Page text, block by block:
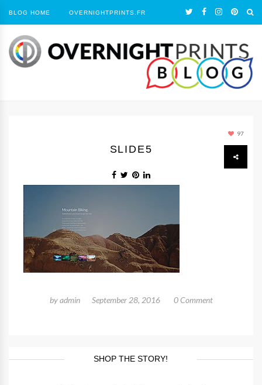
BLOG HOME OVERNIGHTPRINTS.FR
97
SLIDE5
byadmin September 28, 2016 0 Comment
SHOP THE STORY!